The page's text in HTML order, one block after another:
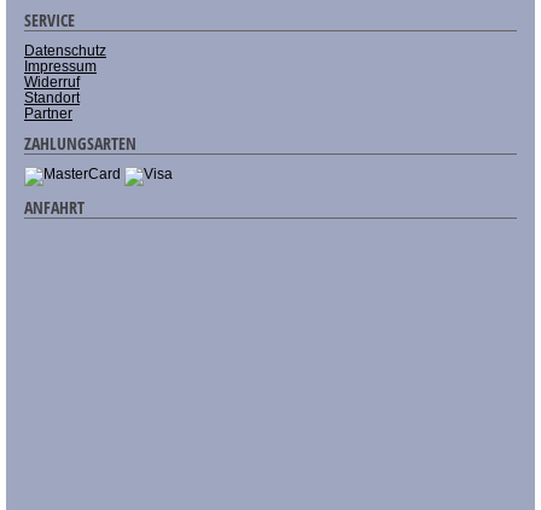
SERVICE
Datenschutz
Impressum
Widerruf
Standort
Partner
ZAHLUNGSARTEN
ANFAHRT